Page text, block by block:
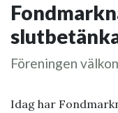
Föreningen
Idag har